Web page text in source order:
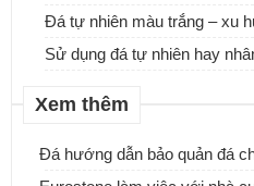
Đá tự nhiên màu trắng – xu
Sử dụng đá tự nhiên hay
Xem thêm
Đá hướng dẫn bảo quản đá